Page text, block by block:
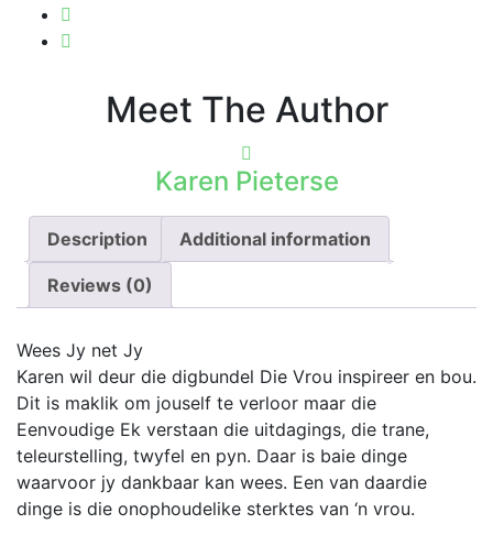
Meet The Author
Karen Pieterse
Description Additional information
Reviews (0)
Wees Jy net Jy
Karen wil deur die digbundel Die Vrou inspireer en bou.
Dit is maklik om jouself te verloor maar die
Eenvoudige Ek verstaan die uitdagings, die trane,
teleurstelling, twyfel en pyn. Daar is baie dinge
waarvoor jy dankbaar kan wees. Een van daardie
dinge is die onophoudelike sterktes van ‘n vrou.